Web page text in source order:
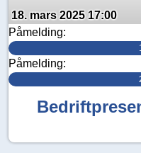
18. mars 2025 17:00
Påmelding:
Påmelding: